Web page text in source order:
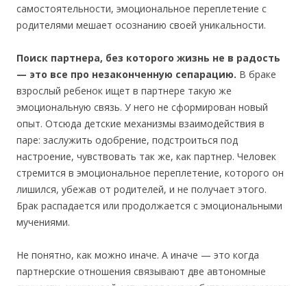
самостоятельности, эмоциональное переплетение с
родителями мешает осознанию своей уникальности.
Поиск партнера, без которого жизнь не в радость
— это все про незаконченную сепарацию. В браке
взрослый ребенок ищет в партнере такую же
эмоциональную связь. У него не сформирован новый
опыт. Отсюда детские механизмы взаимодействия в
паре: заслужить одобрение, подстроиться под
настроение, чувствовать так же, как партнер. Человек
стремится в эмоциональное переплетение, которого он
лишился, убежав от родителей, и не получает этого.
Брак распадается или продолжается с эмоциональными
мучениями.
Не понятно, как можно иначе. А иначе — это когда
партнерские отношения связывают две автономные